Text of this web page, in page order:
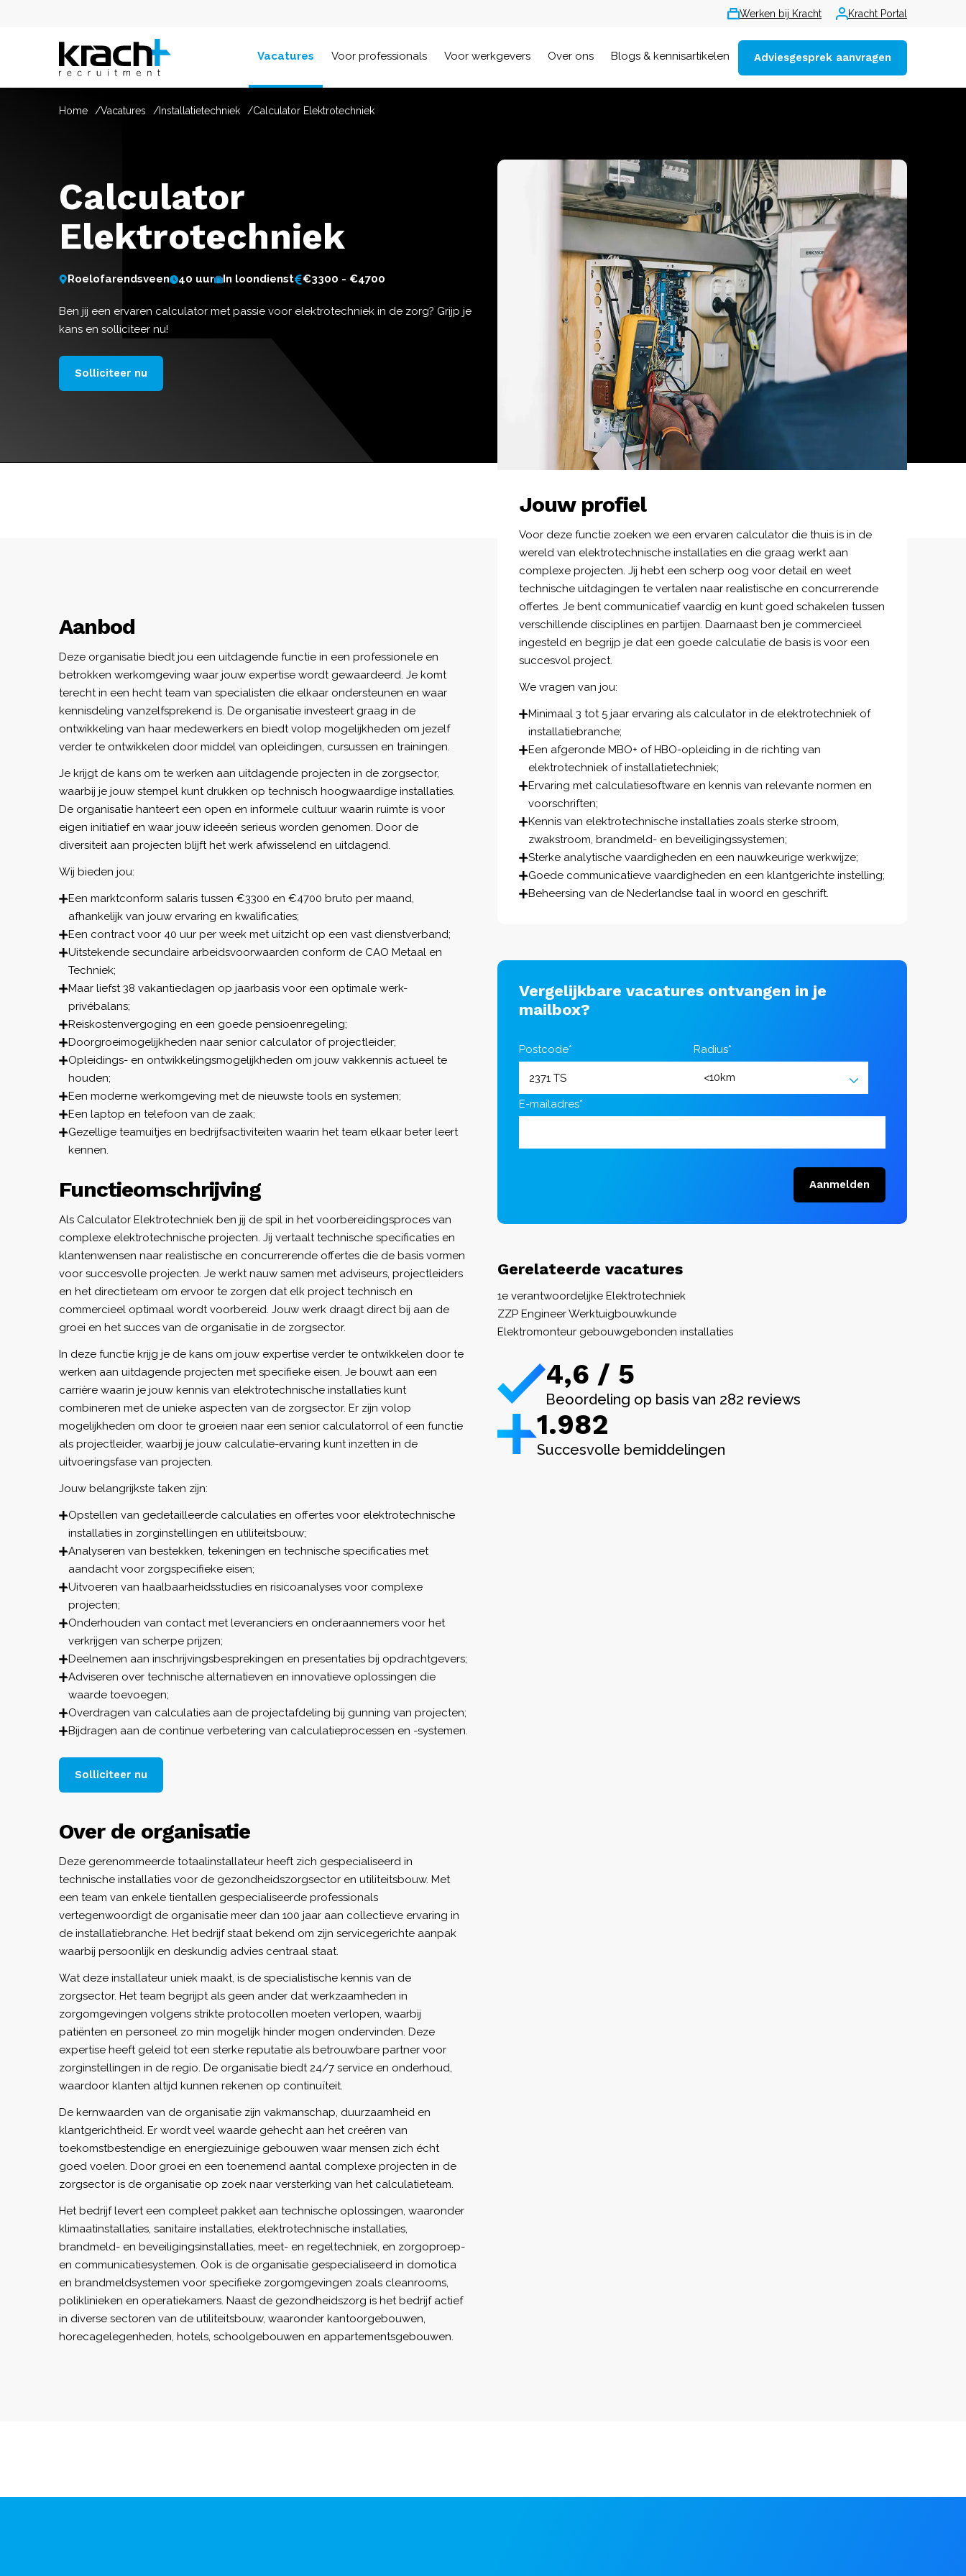
Werken bij Kracht Kracht Portal
Vacatures Voor professionals Voor werkgevers Over ons Blogs & kennisartikelen Adviesgesprek aanvragen
Home Vacatures Installatietechniek Calculator Elektrotechniek
Calculator
Elektrotechniek
Roelofarendsveen 40 uur In loondienst €3300 - €4700
Ben jij een ervaren calculator met passie voor elektrotechniek in de zorg? Grijp je
kans en solliciteer nu!
Solliciteer nu
Aanbod
Deze organisatie biedt jou een uitdagende functie in een professionele en
betrokken werkomgeving waar jouw expertise wordt gewaardeerd. Je komt
terecht in een hecht team van specialisten die elkaar ondersteunen en waar
kennisdeling vanzelfsprekend is. De organisatie investeert graag in de
ontwikkeling van haar medewerkers en biedt volop mogelijkheden om jezelf
verder te ontwikkelen door middel van opleidingen, cursussen en trainingen.
Je krijgt de kans om te werken aan uitdagende projecten in de zorgsector,
waarbij je jouw stempel kunt drukken op technisch hoogwaardige installaties.
De organisatie hanteert een open en informele cultuur waarin ruimte is voor
eigen initiatief en waar jouw ideeën serieus worden genomen. Door de
diversiteit aan projecten blijft het werk afwisselend en uitdagend.
Wij bieden jou:
Een marktconform salaris tussen €3300 en €4700 bruto per maand,
afhankelijk van jouw ervaring en kwalificaties;
Een contract voor 40 uur per week met uitzicht op een vast dienstverband;
Uitstekende secundaire arbeidsvoorwaarden conform de CAO Metaal en
Techniek;
Maar liefst 38 vakantiedagen op jaarbasis voor een optimale werk-
privébalans;
Reiskostenvergoging en een goede pensioenregeling;
Doorgroeimogelijkheden naar senior calculator of projectleider;
Opleidings- en ontwikkelingsmogelijkheden om jouw vakkennis actueel te
houden;
Een moderne werkomgeving met de nieuwste tools en systemen;
Een laptop en telefoon van de zaak;
Gezellige teamuitjes en bedrijfsactiviteiten waarin het team elkaar beter leert
kennen.
Functieomschrijving
Als Calculator Elektrotechniek ben jij de spil in het voorbereidingsproces van
complexe elektrotechnische projecten. Jij vertaalt technische specificaties en
klantenwensen naar realistische en concurrerende offertes die de basis vormen
voor succesvolle projecten. Je werkt nauw samen met adviseurs, projectleiders
en het directieteam om ervoor te zorgen dat elk project technisch en
commercieel optimaal wordt voorbereid. Jouw werk draagt direct bij aan de
groei en het succes van de organisatie in de zorgsector.
In deze functie krijg je de kans om jouw expertise verder te ontwikkelen door te
werken aan uitdagende projecten met specifieke eisen. Je bouwt aan een
carrière waarin je jouw kennis van elektrotechnische installaties kunt
combineren met de unieke aspecten van de zorgsector. Er zijn volop
mogelijkheden om door te groeien naar een senior calculatorrol of een functie
als projectleider, waarbij je jouw calculatie-ervaring kunt inzetten in de
uitvoeringsfase van projecten.
Jouw belangrijkste taken zijn:
Opstellen van gedetailleerde calculaties en offertes voor elektrotechnische
installaties in zorginstellingen en utiliteitsbouw;
Analyseren van bestekken, tekeningen en technische specificaties met
aandacht voor zorgspecifieke eisen;
Uitvoeren van haalbaarheidsstudies en risicoanalyses voor complexe
projecten;
Onderhouden van contact met leveranciers en onderaannemers voor het
verkrijgen van scherpe prijzen;
Deelnemen aan inschrijvingsbesprekingen en presentaties bij opdrachtgevers;
Adviseren over technische alternatieven en innovatieve oplossingen die
waarde toevoegen;
Overdragen van calculaties aan de projectafdeling bij gunning van projecten;
Bijdragen aan de continue verbetering van calculatieprocessen en -systemen.
Solliciteer nu
Over de organisatie
Deze gerenommeerde totaalinstallateur heeft zich gespecialiseerd in
technische installaties voor de gezondheidszorgsector en utiliteitsbouw. Met
een team van enkele tientallen gespecialiseerde professionals
vertegenwoordigt de organisatie meer dan 100 jaar aan collectieve ervaring in
de installatiebranche. Het bedrijf staat bekend om zijn servicegerichte aanpak
waarbij persoonlijk en deskundig advies centraal staat.
Wat deze installateur uniek maakt, is de specialistische kennis van de
zorgsector. Het team begrijpt als geen ander dat werkzaamheden in
zorgomgevingen volgens strikte protocollen moeten verlopen, waarbij
patiënten en personeel zo min mogelijk hinder mogen ondervinden. Deze
expertise heeft geleid tot een sterke reputatie als betrouwbare partner voor
zorginstellingen in de regio. De organisatie biedt 24/7 service en onderhoud,
waardoor klanten altijd kunnen rekenen op continuïteit.
De kernwaarden van de organisatie zijn vakmanschap, duurzaamheid en
klantgerichtheid. Er wordt veel waarde gehecht aan het creëren van
toekomstbestendige en energiezuinige gebouwen waar mensen zich écht
goed voelen. Door groei en een toenemend aantal complexe projecten in de
zorgsector is de organisatie op zoek naar versterking van het calculatieteam.
Het bedrijf levert een compleet pakket aan technische oplossingen, waaronder
klimaatinstallaties, sanitaire installaties, elektrotechnische installaties,
brandmeld- en beveiligingsinstallaties, meet- en regeltechniek, en zorgoproep-
en communicatiesystemen. Ook is de organisatie gespecialiseerd in domotica
en brandmeldsystemen voor specifieke zorgomgevingen zoals cleanrooms,
poliklinieken en operatiekamers. Naast de gezondheidszorg is het bedrijf actief
in diverse sectoren van de utiliteitsbouw, waaronder kantoorgebouwen,
horecagelegenheden, hotels, schoolgebouwen en appartementsgebouwen.
Jouw profiel
Voor deze functie zoeken we een ervaren calculator die thuis is in de
wereld van elektrotechnische installaties en die graag werkt aan
complexe projecten. Jij hebt een scherp oog voor detail en weet
technische uitdagingen te vertalen naar realistische en concurrerende
offertes. Je bent communicatief vaardig en kunt goed schakelen tussen
verschillende disciplines en partijen. Daarnaast ben je commercieel
ingesteld en begrijp je dat een goede calculatie de basis is voor een
succesvol project.
We vragen van jou:
Minimaal 3 tot 5 jaar ervaring als calculator in de elektrotechniek of
installatiebranche;
Een afgeronde MBO+ of HBO-opleiding in de richting van
elektrotechniek of installatietechniek;
Ervaring met calculatiesoftware en kennis van relevante normen en
voorschriften;
Kennis van elektrotechnische installaties zoals sterke stroom,
zwakstroom, brandmeld- en beveiligingssystemen;
Sterke analytische vaardigheden en een nauwkeurige werkwijze;
Goede communicatieve vaardigheden en een klantgerichte instelling;
Beheersing van de Nederlandse taal in woord en geschrift.
Vergelijkbare vacatures ontvangen in je
mailbox?
Postcode* Radius*
E-mailadres*
Aanmelden
Gerelateerde vacatures
1e verantwoordelijke Elektrotechniek
ZZP Engineer Werktuigbouwkunde
Elektromonteur gebouwgebonden installaties
4,6 / 5
Beoordeling op basis van 282 reviews
1.982
Succesvolle bemiddelingen